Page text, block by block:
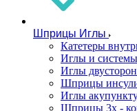
Шприцы Иглы
Катетеры
Иглы и
Иглы
Шприцы
Иглы
Шприцы 3х -